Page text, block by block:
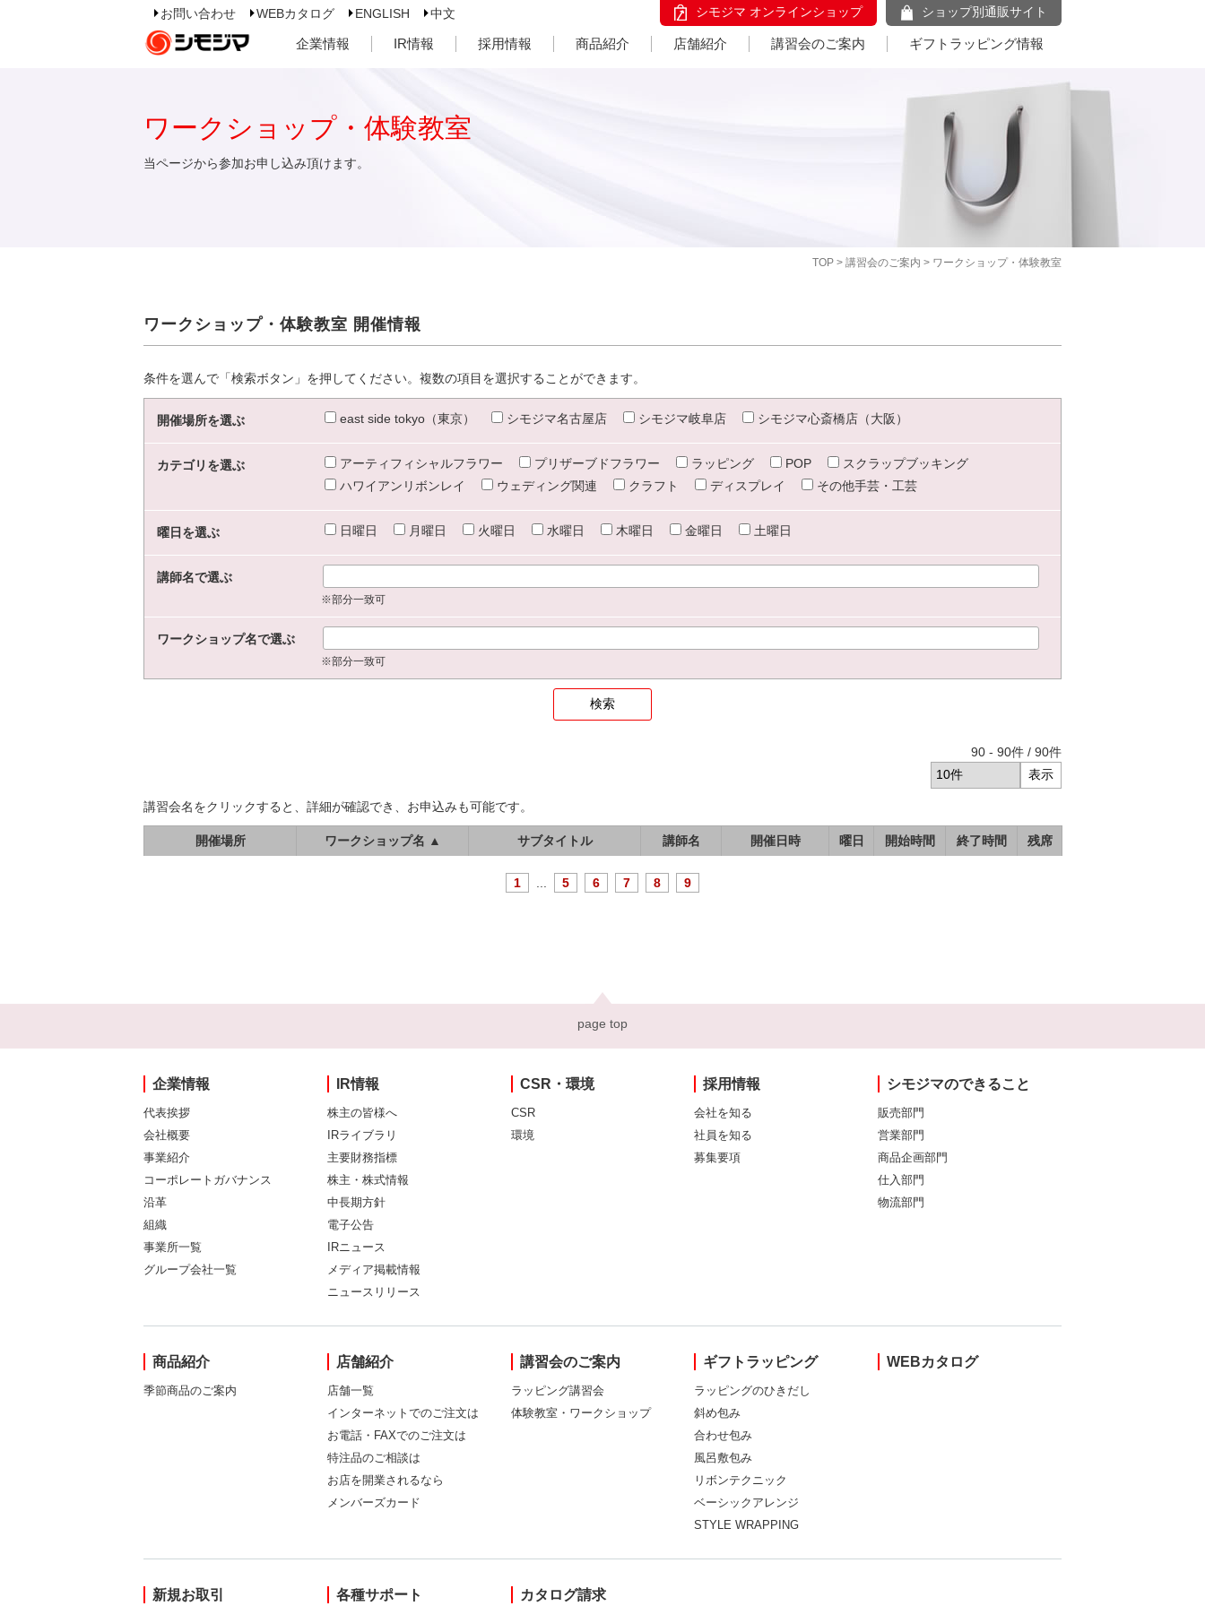
お問い合わせ WEBカタログ ENGLISH 中文 シモジマ オンラインショップ ショップ別通販サイト
企業情報 IR情報 採用情報 商品紹介 店舗紹介 講習会のご案内 ギフトラッピング情報
TOP > 講習会のご案内 > ワークショップ・体験教室
ワークショップ・体験教室
当ページから参加お申し込み頂けます。
ワークショップ・体験教室 開催情報
条件を選んで「検索ボタン」を押してください。複数の項目を選択することができます。
開催場所を選ぶ east side tokyo（東京） シモジマ名古屋店 シモジマ岐阜店 シモジマ心斎橋店（大阪）
カテゴリを選ぶ アーティフィシャルフラワー プリザーブドフラワー ラッピング POP
スクラップブッキング
ハワイアンリボンレイ
ウェディング関連 クラフト ディスプレイ その他手芸・工芸
曜日を選ぶ 日曜日 月曜日 火曜日 水曜日 木曜日 金曜日 土曜日
講師名で選ぶ
※部分一致可
ワークショップ名で選ぶ
※部分一致可
90 - 90件 / 90件
講習会名をクリックすると、詳細が確認でき、お申込みも可能です。
開催場所 ワークショップ名 ▲ サブタイトル 講師名 開催日時 曜日 開始時間 終了時間 残席
1 5 6 7 8 9
page top
企業情報
代表挨拶
会社概要
事業紹介
コーポレートガバナンス
沿革
組織
事業所一覧
グループ会社一覧
IR情報
株主の皆様へ
IRライブラリ
主要財務指標
株主・株式情報
中長期方針
電子公告
IRニュース
メディア掲載情報
ニュースリリース
CSR・環境
CSR
環境
採用情報
会社を知る
社員を知る
募集要項
シモジマのできること
販売部門
営業部門
商品企画部門
仕入部門
物流部門
商品紹介
季節商品のご案内
店舗紹介
店舗一覧
インターネットでのご注文は
お電話・FAXでのご注文は
特注品のご相談は
お店を開業されるなら
メンバーズカード
講習会のご案内
ラッピング講習会
体験教室・ワークショップ
ギフトラッピング
ラッピングのひきだし
斜め包み
合わせ包み
風呂敷包み
リボンテクニック
ベーシックアレンジ
STYLE WRAPPING
WEBカタログ
新規お取引 各種サポート カタログ請求